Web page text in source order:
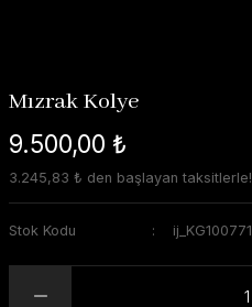
Mızrak Kolye
9.500,00 ₺
3.245,83 ₺ den başlayan taksitlerle!
Stok Kodu ij_KG100771